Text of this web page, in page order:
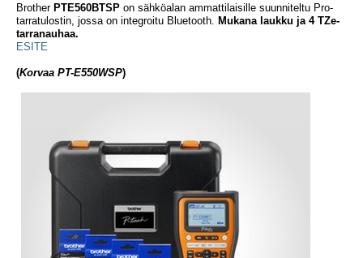
Brother PTE560BTSP on sähköalan ammattilaisille suunniteltu Pro-
tarratulostin, jossa on integroitu Bluetooth. Mukana laukku ja 4 TZe-
tarranauhaa.
ESITE
(Korvaa PT-E550WSP)